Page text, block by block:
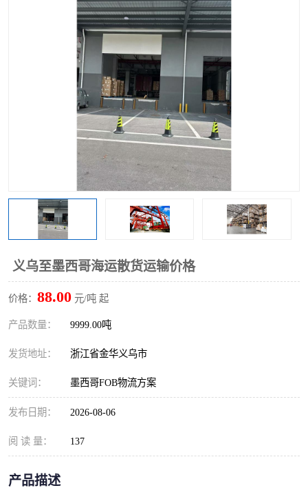
义乌至墨西哥海运散货运输价格
价格： 88.00 元/吨 起
产品数量： 9999.00吨
发货地址： 浙江省金华义乌市
关键词： 墨西哥FOB物流方案
发布日期： 2026-08-06
阅 读 量： 137
产品描述